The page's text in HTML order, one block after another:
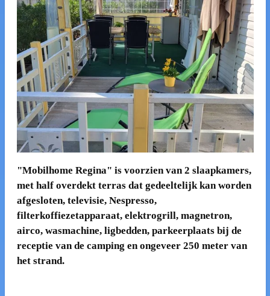
"Mobilhome Regina" is voorzien van 2 slaapkamers,
met half overdekt terras dat gedeeltelijk kan worden
afgesloten, televisie, Nespresso,
filterkoffiezetapparaat, elektrogrill, magnetron,
airco, wasmachine, ligbedden, parkeerplaats bij de
receptie van de camping en ongeveer 250 meter van
het strand.